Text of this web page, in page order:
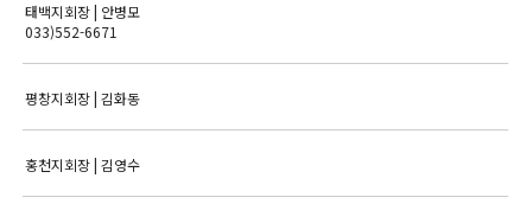
태백지회장 | 안병모
033)552-6671
평창지회장 | 김화동
홍천지회장 | 김영수